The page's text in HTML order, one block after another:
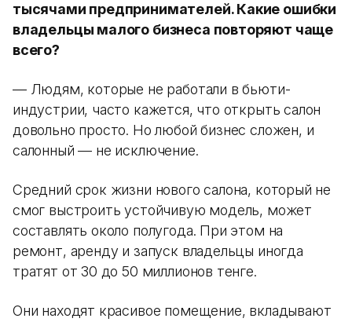
тысячами предпринимателей. Какие ошибки
владельцы малого бизнеса повторяют чаще
всего?
— Людям, которые не работали в бьюти-
индустрии, часто кажется, что открыть салон
довольно просто. Но любой бизнес сложен, и
салонный — не исключение.
Средний срок жизни нового салона, который не
смог выстроить устойчивую модель, может
составлять около полугода. При этом на
ремонт, аренду и запуск владельцы иногда
тратят от 30 до 50 миллионов тенге.
Они находят красивое помещение, вкладывают